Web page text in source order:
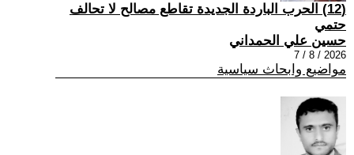
(12) الحرب الباردة الجديدة تقاطع مصالح لا تحالف
حتمي
حسين علي الحمداني
2026 / 8 / 7
مواضيع وابحاث سياسية